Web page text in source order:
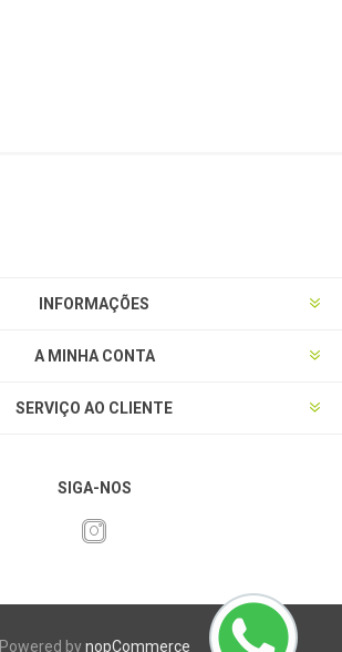
INFORMAÇÕES
A MINHA CONTA
SERVIÇO AO CLIENTE
SIGA-NOS
Powered bynopCommerce